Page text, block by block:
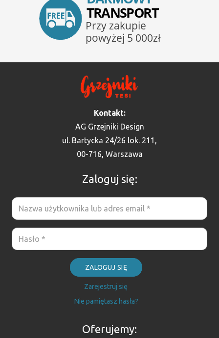
Kontakt:
AG Grzejniki Design
ul. Bartycka 24/26 lok. 211,
00-716, Warszawa
Zaloguj się:
ZALOGUJ SIĘ
Zarejestruj się
Nie pamiętasz hasła?
Oferujemy: